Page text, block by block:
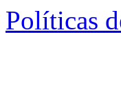
Políticas